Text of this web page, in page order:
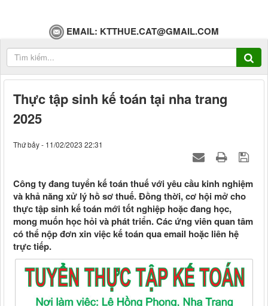
EMAIL: KTTHUE.CAT@GMAIL.COM
Thực tập sinh kế toán tại nha trang
2025
Thứ bảy - 11/02/2023 22:31
Công ty đang tuyển kế toán thuế với yêu cầu kinh nghiệm
và khả năng xử lý hồ sơ thuế. Đồng thời, cơ hội mở cho
thực tập sinh kế toán mới tốt nghiệp hoặc đang học,
mong muốn học hỏi và phát triển. Các ứng viên quan tâm
có thể nộp đơn xin việc kế toán qua email hoặc liên hệ
trực tiếp.